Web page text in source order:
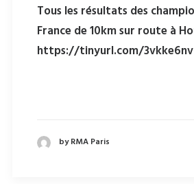
Tous les résultats des
France de 10km sur route à
https://tinyurl.com/3vkke6nv
by RMA Paris